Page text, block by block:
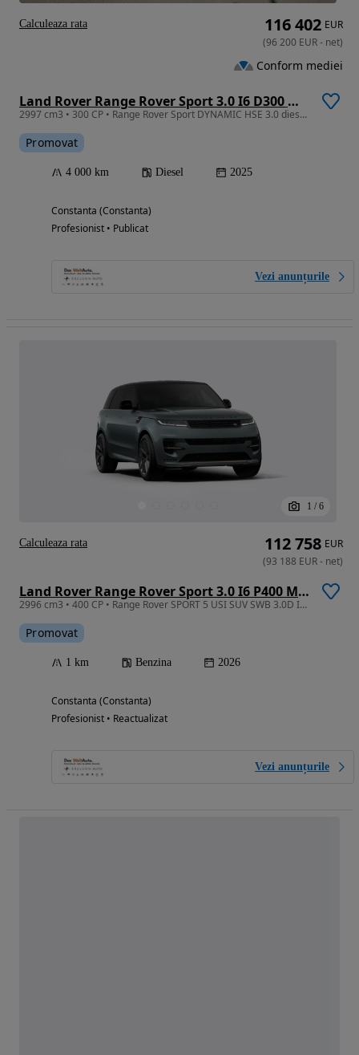
Land Rover Range Rover Sport 3.0 I6 D300 MHEV Dynamic HSE
2997 cm3 • 300 CP • Range Rover Sport DYNAMIC HSE 3.0 diesel 300CP
Promovat
4 000 km Diesel 2025
Constanta (Constanta)
Profesionist • Publicat
Vezi anunțurile
116 402 EUR
(96 200 EUR- net)
Conform mediei
Calculeaza rata
1 / 6
Land Rover Range Rover Sport 3.0 I6 P400 MHEV Dynamic SE
2996 cm3 • 400 CP • Range Rover SPORT 5 USI SUV SWB 3.0D I6 300CP AWD Auto MHEV Dynamic SE
Promovat
1 km Benzina 2026
Constanta (Constanta)
Profesionist • Reactualizat
Vezi anunțurile
112 758 EUR
(93 188 EUR- net)
Calculeaza rata